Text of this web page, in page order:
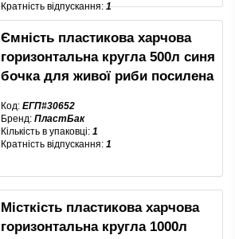
Кратність відпускання:1
Ємність пластикова харчова
горизонтальна кругла 500л синя
бочка для живої риби посилена
Код: ЕГП#30652
Бренд: ПластБак
Кількість в упаковці: 1
Кратність відпускання: 1
Місткість пластикова харчова
горизонтальна кругла 1000л